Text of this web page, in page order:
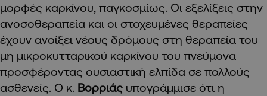
μορφές καρκίνου, παγκοσμίως. Οι εξελίξεις στην
ανοσοθεραπεία και οι στοχευμένες θεραπείες
έχουν ανοίξει νέους δρόμους στη θεραπεία του
μη μικροκυτταρικού καρκίνου του πνεύμονα
προσφέροντας ουσιαστική ελπίδα σε πολλούς
ασθενείς. Ο κ. Βορριάς υπογράμμισε ότι η